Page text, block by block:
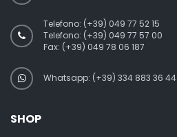
Telefono: (+39) 049 77 52 15
Telefono: (+39) 049 77 57 00
Fax: (+39) 049 78 06 187
Whatsapp: (+39) 334 883 36 44
SHOP